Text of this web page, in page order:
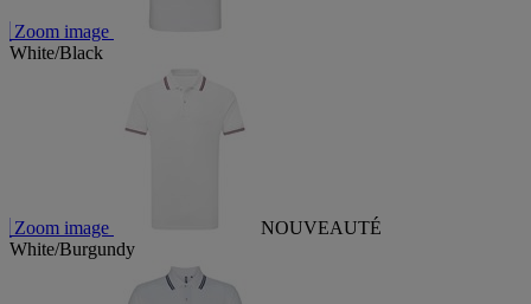
Zoom image
White/Black
Zoom image
NOUVEAUTÉ
White/Burgundy